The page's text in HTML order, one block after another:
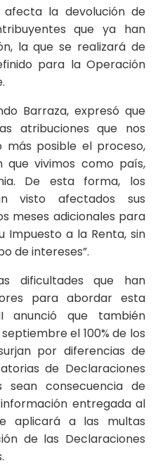
la devolución de
que ya han
la que se realizará de
para la Operación
Barraza, expresó que
atribuciones que nos
posible el proceso,
que vivimos como país,
De esta forma, los
visto afectados sus
meses adicionales para
Impuesto a la Renta, sin
de intereses”.
dificultades que han
para abordar esta
anunció que también
el 100% de los
por diferencias de
de Declaraciones
sean consecuencia de
entregada al
aplicará a las multas
de las Declaraciones